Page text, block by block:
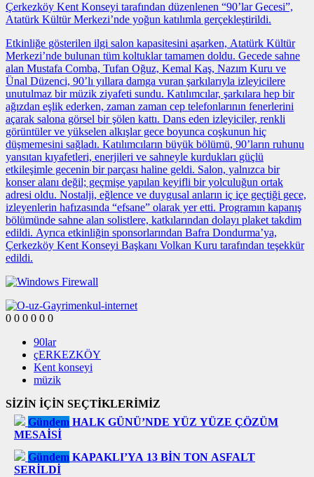
Çerkezköy Kent Konseyi tarafından düzenlenen “90’lar Gecesi”,
Atatürk Kültür Merkezi’nde yoğun katılımla gerçekleştirildi.
Etkinliğe gösterilen ilgi salon kapasitesini aşarken, Atatürk Kültür
Merkezi’nde bulunan tüm koltuklar tamamen doldu. Gecede sahne
alan Mustafa Comba, Tufan Oğuz, Kemal Kaş, Nazım Kuru ve
Ünal Düzenci, 90’lı yıllara damga vuran şarkılarıyla izleyicilere
unutulmaz bir müzik ziyafeti sundu. Katılımcılar, şarkılara hep bir
ağızdan eşlik ederken, zaman zaman cep telefonlarının fenerlerini
açarak salona görsel bir şölen kattı. Dans eden izleyiciler, renkli
görüntüler ve yükselen alkışlar gece boyunca coşkunun hiç
düşmemesini sağladı. Katılımcıların büyük bölümü, 90’ların ruhunu
yansıtan kıyafetleri, enerjileri ve sahneyle kurdukları güçlü
etkileşimle gecenin bir parçası haline geldi. Salon, yalnızca bir
konser alanı değil; geçmişe yapılan keyifli bir yolculuğun ortak
adresi oldu. Nostalji, eğlence ve duygusal anların iç içe geçtiği gece,
izleyenlerin hafızasında “efsane” olarak yer etti. Programın kapanış
bölümünde sahne alan solistlere, katkılarından dolayı plaket takdim
edildi. Ayrıca etkinliğin sponsorlarından Bafra Dondurma’ya,
Çerkezköy Kent Konseyi Başkanı Volkan Kuru tarafından teşekkür
edildi.
0 0 0 0 0 0
90lar
çERKEZKÖY
Kent konseyi
müzik
SİZİN İÇİN SEÇTİKLERİMİZ
Gündem HALK GÜNÜ’NDE YÜZ YÜZE ÇÖZÜM
MESAİSİ
Gündem KAPAKLI’YA 13 BİN TON ASFALT
SERİLDİ